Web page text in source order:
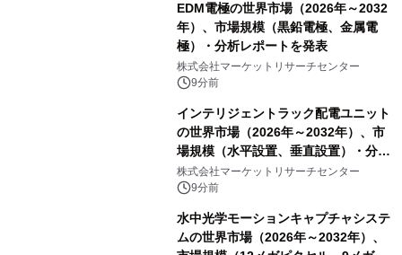
EDM電極の世界市場（2026年～2032
年）、市場規模（黒鉛電極、金属電
極）・分析レポートを発表
株式会社マーケットリサーチセンター
9分前
インテリジェントラック配電ユニット
の世界市場（2026年～2032年）、市
場規模（水平設置、垂直設置）・分析
レポートを発表
株式会社マーケットリサーチセンター
9分前
水中光学モーションキャプチャシステ
ムの世界市場（2026年～2032年）、